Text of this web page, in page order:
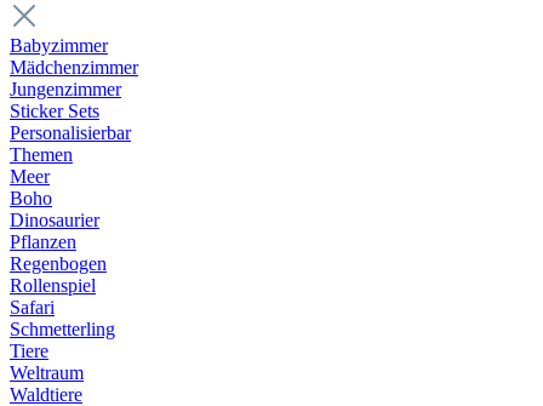
Babyzimmer
Mädchenzimmer
Jungenzimmer
Sticker Sets
Personalisierbar
Themen
Meer
Boho
Dinosaurier
Pflanzen
Regenbogen
Rollenspiel
Safari
Schmetterling
Tiere
Weltraum
Waldtiere